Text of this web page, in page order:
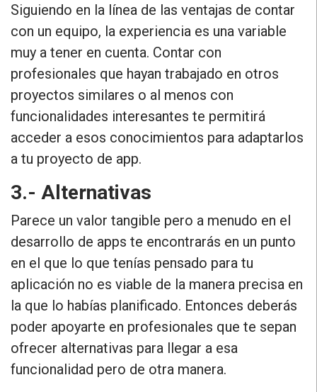
Siguiendo en la línea de las ventajas de contar
con un equipo, la experiencia es una variable
muy a tener en cuenta. Contar con
profesionales que hayan trabajado en otros
proyectos similares o al menos con
funcionalidades interesantes te permitirá
acceder a esos conocimientos para adaptarlos
a tu proyecto de app.
3.- Alternativas
Parece un valor tangible pero a menudo en el
desarrollo de apps te encontrarás en un punto
en el que lo que tenías pensado para tu
aplicación no es viable de la manera precisa en
la que lo habías planificado. Entonces deberás
poder apoyarte en profesionales que te sepan
ofrecer alternativas para llegar a esa
funcionalidad pero de otra manera.